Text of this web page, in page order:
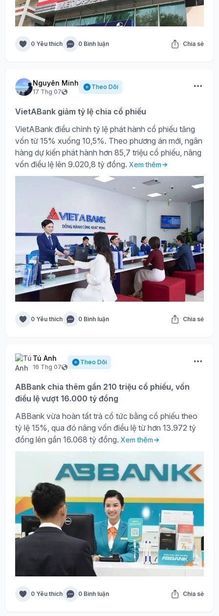
0 Yêu thích 0 Bình luận Chia sẻ
Nguyên Minh
17 Thg 07
Theo Dõi
VietABank giảm tỷ lệ chia cổ phiếu
VietABank điều chỉnh tỷ lệ phát hành cổ phiếu tăng
vốn từ 15% xuống 10,5%. Theo phương án mới, ngân
hàng dự kiến phát hành hơn 85,7 triệu cổ phiếu, nâng
vốn điều lệ lên 9.020,8 tỷ đồng. Xem thêm
0 Yêu thích 0 Bình luận Chia sẻ
Tú Anh
16 Thg 07
Theo Dõi
ABBank chia thêm gần 210 triệu cổ phiếu, vốn
điều lệ vượt 16.000 tỷ đồng
ABBank vừa hoàn tất trả cổ tức bằng cổ phiếu theo
tỷ lệ 15%, qua đó nâng vốn điều lệ từ hơn 13.972 tỷ
đồng lên gần 16.068 tỷ đồng. Xem thêm
0 Yêu thích 0 Bình luận Chia sẻ